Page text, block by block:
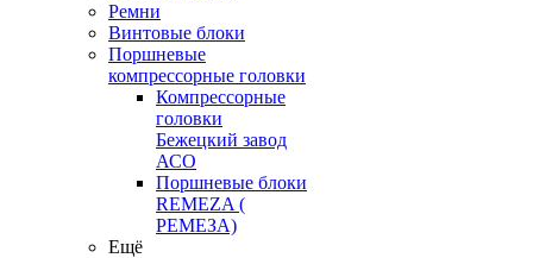
Ремни
Винтовые блоки
Поршневые
компрессорные головки
Компрессорные
головки
Бежецкий завод
АСО
Поршневые блоки
REMEZA (
РЕМЕЗА)
Ещё